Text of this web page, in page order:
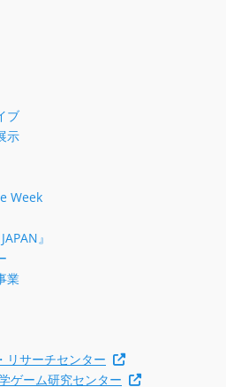
ブ
示
Week
』
業
リサーチセンター
ゲーム研究センター